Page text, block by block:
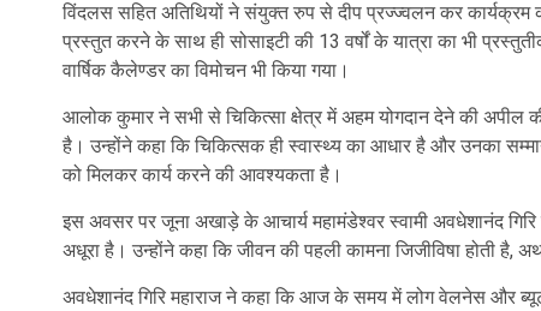
विंदलस सहित अतिथियों ने संयुक्त रुप से दीप प्रज्ज्वलन कर कार्यक्रम
प्रस्तुत करने के साथ ही सोसाइटी की 13 वर्षों के यात्रा का भी
वार्षिक कैलेण्डर का विमोचन भी किया गया।
आलोक कुमार ने सभी से चिकित्सा क्षेत्र में अहम योगदान देने की अपील
है। उन्होंने कहा कि चिकित्सक ही स्वास्थ्य का आधार है और उनका
को मिलकर कार्य करने की आवश्यकता है।
इस अवसर पर जूना अखाड़े के आचार्य महामंडेश्वर स्वामी अवधेशानंद
अधूरा है। उन्होंने कहा कि जीवन की पहली कामना जिजीविषा होती है,
अवधेशानंद गिरि महाराज ने कहा कि आज के समय में लोग वेलनेस और